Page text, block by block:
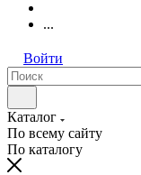
...
Войти
Каталог
По всему сайту
По каталогу